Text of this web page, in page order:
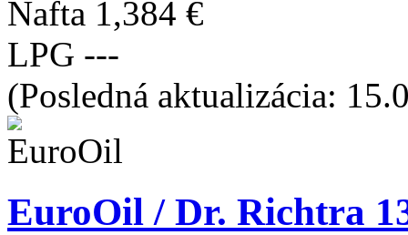
Nafta 1,384 €
LPG ---
(Posledná aktualizácia:
EuroOil / Dr. Richtra